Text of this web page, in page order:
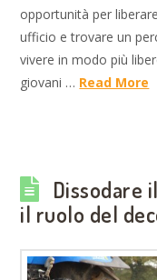
opportunità per
ufficio e trovare un
vivere in modo più
giovani … Read More
Dissodare
il ruolo del